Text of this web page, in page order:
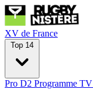
XV de France
Top 14
Pro D2 Programme TV